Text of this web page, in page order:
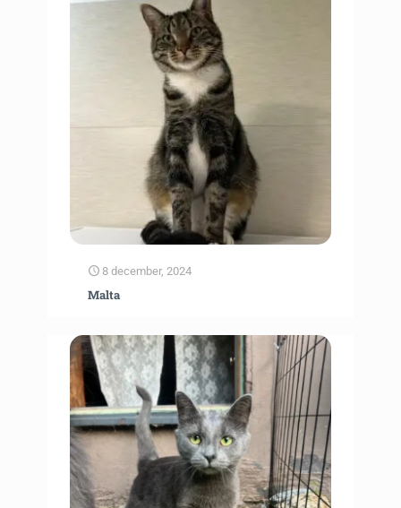
8 december, 2024
Malta